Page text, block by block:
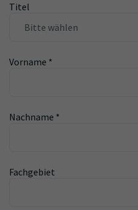
Titel
Vorname *
Nachname *
Fachgebiet